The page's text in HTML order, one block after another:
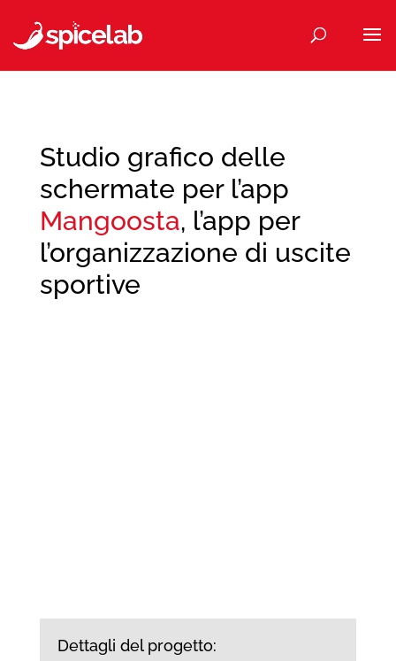
Studio grafico delle
schermate per l’app
Mangoosta, l’app per
l’organizzazione di uscite
sportive
Dettagli del progetto: